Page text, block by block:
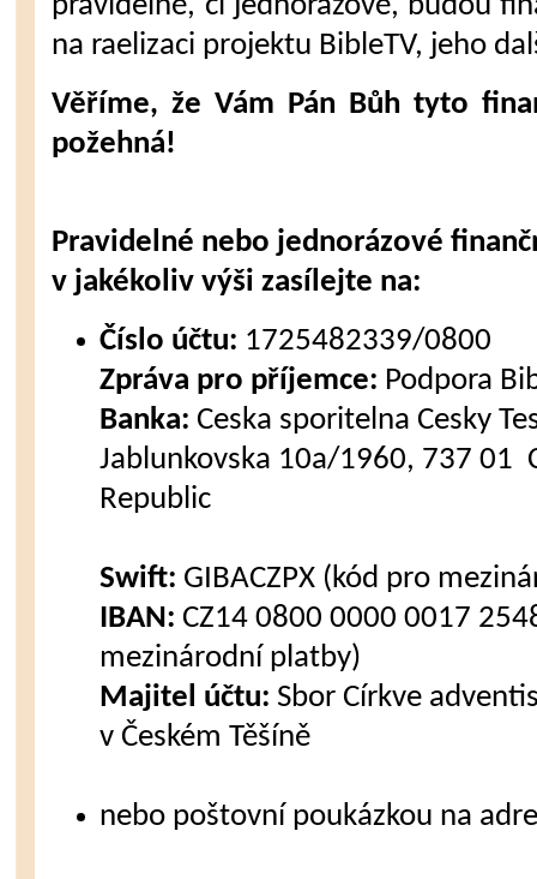
pravidelně, či jednorázově, budou
na raelizaci projektu BibleTV, jeho
Věříme, že Vám Pán Bůh tyto
požehná!
Pravidelné nebo jednorázové
v jakékoliv výši zasílejte na:
Číslo účtu: 1725482339/0800
Zpráva pro příjemce: Podpora
Banka: Ceska sporitelna Cesky
Jablunkovska 10a/1960, 737 01
Republic
Swift: GIBACZPX (kód pro
IBAN: CZ14 0800 0000 0017
mezinárodní platby)
Majitel účtu: Sbor Církve
v Českém Těšíně
nebo poštovní poukázkou na